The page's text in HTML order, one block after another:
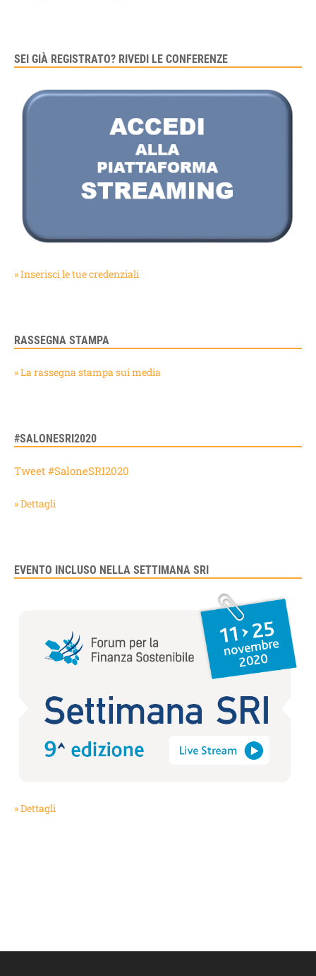
SEI GIÀ REGISTRATO? RIVEDI LE CONFERENZE
» Inserisci le tue credenziali
RASSEGNA STAMPA
» La rassegna stampa sui media
#SALONESRI2020
Tweet #SaloneSRI2020
» Dettagli
EVENTO INCLUSO NELLA SETTIMANA SRI
» Dettagli